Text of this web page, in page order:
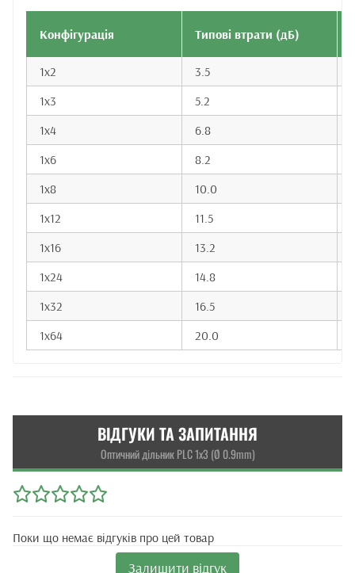
Конфігурація Типові втрати (дБ)
1x2
3.5
1x3
5.2
1x4
6.8
1x6
8.2
1x8
10.0
1x12
11.5
1x16
13.2
1x24
14.8
1x32
16.5
1x64
20.0
ВІДГУКИ ТА ЗАПИТАННЯ
Оптичний дільник PLC 1x3 (Ø 0.9mm)
Поки що немає відгуків про цей товар
Залишити відгук